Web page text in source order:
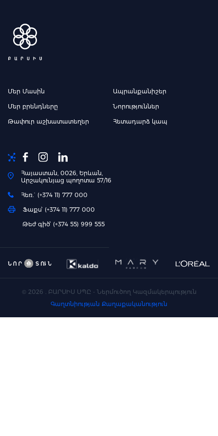
Մեր Մասին Ապրանքանիշեր
Մեր բրենդները Նորություններ
Թափուր աշխատատեղեր Հետադարձ կապ
Հայաստան, 0026, Երևան,
Արշակունյաց պողոտա 57/16
Հեռ.` (+374 11) 777 000
Ֆաքս՝ (+374 11) 777 000
Թեժ գիծ՝ (+374 55) 999 555
© 2026 . ԲԱՐՍԻՍ ՍՊԸ - Ներմուծող Կազմակերպություն
Գաղտնիության Քաղաքականություն